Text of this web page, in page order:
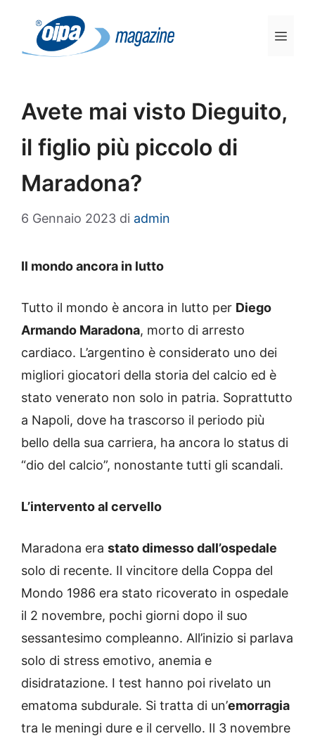
contenuto
Avete mai visto Dieguito,
il figlio più piccolo di
Maradona?
6 Gennaio 2023 di admin
Il mondo ancora in lutto
Tutto il mondo è ancora in lutto per Diego
Armando Maradona, morto di arresto
cardiaco. L’argentino è considerato uno dei
migliori giocatori della storia del calcio ed è
stato venerato non solo in patria. Soprattutto
a Napoli, dove ha trascorso il periodo più
bello della sua carriera, ha ancora lo status di
“dio del calcio”, nonostante tutti gli scandali.
L’intervento al cervello
Maradona era stato dimesso dall’ospedale
solo di recente. Il vincitore della Coppa del
Mondo 1986 era stato ricoverato in ospedale
il 2 novembre, pochi giorni dopo il suo
sessantesimo compleanno. All’inizio si parlava
solo di stress emotivo, anemia e
disidratazione. I test hanno poi rivelato un
ematoma subdurale. Si tratta di un’emorragia
tra le meningi dure e il cervello. Il 3 novembre